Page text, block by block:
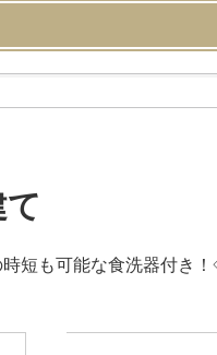
短も可能な食洗器付き